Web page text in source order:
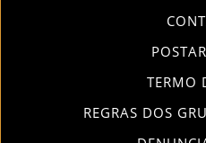
TERMO
REGRAS DOS